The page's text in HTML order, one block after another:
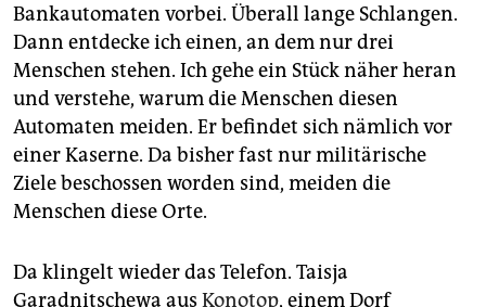
Bankautomaten vorbei. Überall lange Schlangen.
Dann entdecke ich einen, an dem nur drei
Menschen stehen. Ich gehe ein Stück näher heran
und verstehe, warum die Menschen diesen
Automaten meiden. Er befindet sich nämlich vor
einer Kaserne. Da bisher fast nur militärische
Ziele beschossen worden sind, meiden die
Menschen diese Orte.
Da klingelt wieder das Telefon. Taisja
Garadnitschewa aus Konotop, einem Dorf